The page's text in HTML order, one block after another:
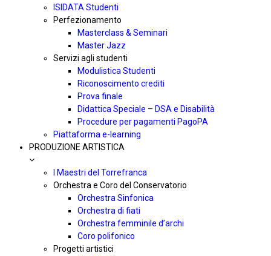
ISIDATA Studenti
Perfezionamento
Masterclass & Seminari
Master Jazz
Servizi agli studenti
Modulistica Studenti
Riconoscimento crediti
Prova finale
Didattica Speciale – DSA e Disabilità
Procedure per pagamenti PagoPA
Piattaforma e-learning
PRODUZIONE ARTISTICA
I Maestri del Torrefranca
Orchestra e Coro del Conservatorio
Orchestra Sinfonica
Orchestra di fiati
Orchestra femminile d’archi
Coro polifonico
Progetti artistici